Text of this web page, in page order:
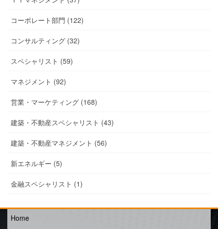
コーポレート部門 (122)
コンサルティング (32)
スペシャリスト (59)
マネジメント (92)
営業・マーケティング (168)
建築・不動産スペシャリスト (43)
建築・不動産マネジメント (56)
新エネルギー (5)
金融スペシャリスト (1)
Home